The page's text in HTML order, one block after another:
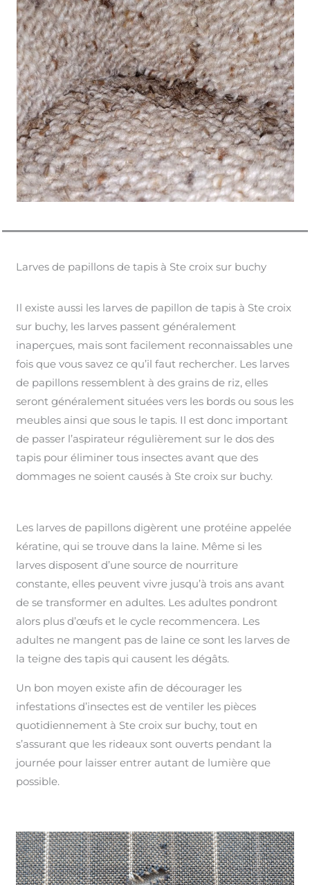
Larves de papillons de tapis à Ste croix sur buchy
Il existe aussi les larves de papillon de tapis à Ste croix
sur buchy, les larves passent généralement
inaperçues, mais sont facilement reconnaissables une
fois que vous savez ce qu’il faut rechercher. Les larves
de papillons ressemblent à des grains de riz, elles
seront généralement situées vers les bords ou sous les
meubles ainsi que sous le tapis. Il est donc important
de passer l’aspirateur régulièrement sur le dos des
tapis pour éliminer tous insectes avant que des
dommages ne soient causés à Ste croix sur buchy.
Les larves de papillons digèrent une protéine appelée
kératine, qui se trouve dans la laine. Même si les
larves disposent d’une source de nourriture
constante, elles peuvent vivre jusqu’à trois ans avant
de se transformer en adultes. Les adultes pondront
alors plus d’œufs et le cycle recommencera. Les
adultes ne mangent pas de laine ce sont les larves de
la teigne des tapis qui causent les dégâts.
Un bon moyen existe afin de décourager les
infestations d’insectes est de ventiler les pièces
quotidiennement à Ste croix sur buchy, tout en
s’assurant que les rideaux sont ouverts pendant la
journée pour laisser entrer autant de lumière que
possible.